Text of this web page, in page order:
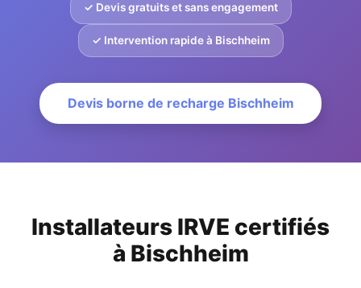
✓ Devis gratuits et sans engagement
✓ Intervention rapide à Bischheim
Devis borne de recharge Bischheim
Installateurs IRVE certifiés
à Bischheim